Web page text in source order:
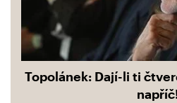
Topolánek: Dají-li ti